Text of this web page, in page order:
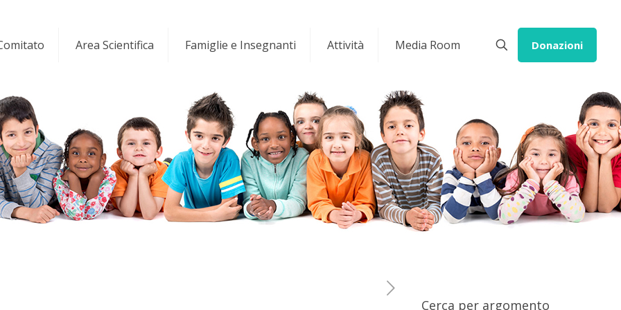
Area Scientifica Famiglie e Insegnanti Attività Media Room Donazioni
Cerca per argomento